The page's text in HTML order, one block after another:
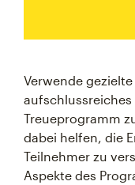
Verwende
aufschlussreiches
Treueprogramm
dabei helfen, die
Teilnehmer zu
Aspekte des